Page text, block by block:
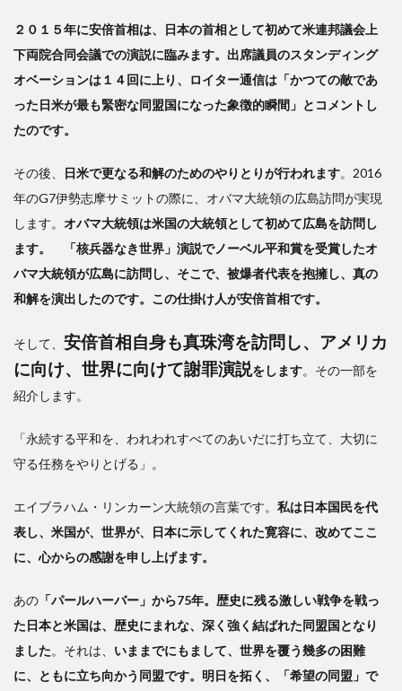
２０１５年に安倍首相は、日本の首相として初めて米連邦議会上
下両院合同会議での演説に臨みます。出席議員のスタンディング
オベーションは１４回に上り、ロイター通信は「かつての敵であ
った日米が最も緊密な同盟国になった象徴的瞬間」とコメントし
たのです。
その後、 日米で更なる和解のためのやりとりが行われます。2016
年のG7伊勢志摩サミットの際に、オバマ大統領の広島訪問が実現
します。 オバマ大統領は米国の大統領として初めて広島を訪問し
ます。 「核兵器なき世界」演説でノーベル平和賞を受賞したオ
バマ大統領が広島に訪問し、そこで、被爆者代表を抱擁し、真の
和解を演出したのです。この仕掛け人が安倍首相です。
そして、 安倍首相自身も真珠湾を訪問し、アメリカ
に向け、世界に向けて謝罪演説をします。その一部を
紹介します。
「永続する平和を、われわれすべてのあいだに打ち立て、大切に
守る任務をやりとげる」。
エイブラハム・リンカーン大統領の言葉です。 私は日本国民を代
表し、米国が、世界が、日本に示してくれた寛容に、改めてここ
に、心からの感謝を申し上げます。
あの 「パールハーバー」から75年。歴史に残る激しい戦争を戦っ
た日本と米国は、歴史にまれな、深く強く結ばれた同盟国となり
ました。それは、 いままでにもまして、世界を覆う幾多の困難
に、ともに立ち向かう同盟です。明日を拓く、「希望の同盟」で